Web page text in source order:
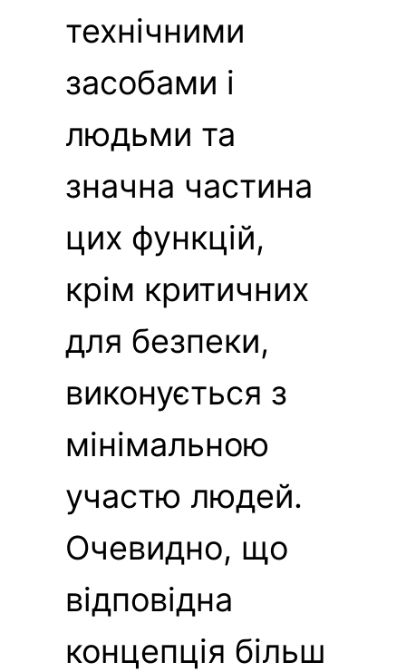
технічними
засобами і
людьми та
значна частина
цих функцій,
крім критичних
для безпеки,
виконується з
мінімальною
участю людей.
Очевидно, що
відповідна
концепція більш